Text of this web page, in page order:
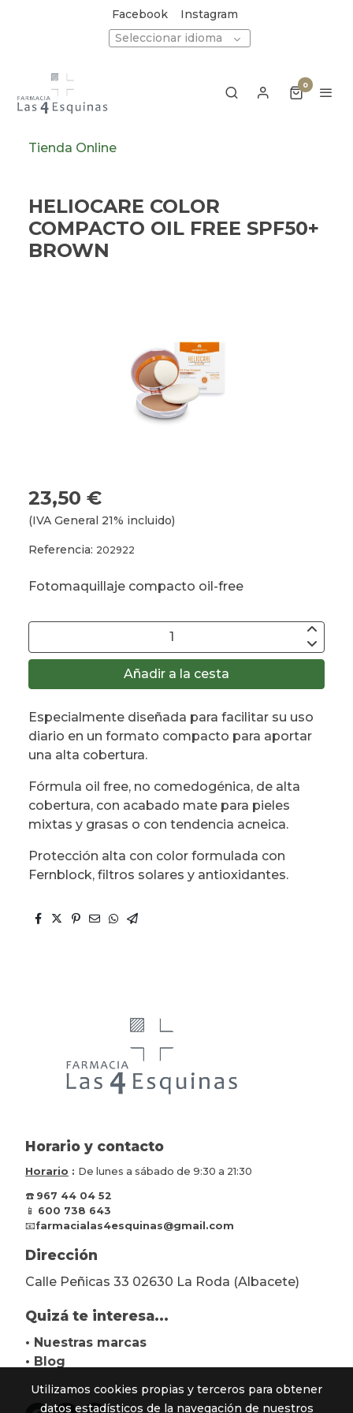
Facebook
Instagram
Seleccionar idioma
0
Tienda Online
HELIOCARE COLOR
COMPACTO OIL FREE SPF50+
BROWN
23,50 €
(IVA General 21% incluido)
Referencia: 202922
Fotomaquillaje compacto oil-free
Añadir a la cesta
Especialmente diseñada para facilitar su uso
diario en un formato compacto para aportar
una alta cobertura.
Fórmula oil free, no comedogénica, de alta
cobertura, con acabado mate para pieles
mixtas y grasas o con tendencia acneica.
Protección alta con color formulada con
Fernblock, filtros solares y antioxidantes.
Horario y contacto
Horario : De lunes a sábado de 9:30 a 21:30
☎️ 967 44 04 52
📱 600 738 643
📧farmacialas4esquinas@gmail.com
Dirección
Calle Peñicas 33 02630 La Roda (Albacete)
Quizá te interesa...
• Nuestras marcas
• Blog
Utilizamos cookies propias y terceros para obtener
datos estadísticos de la navegación de nuestros